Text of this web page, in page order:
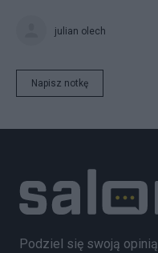
julian olech
Napisz notkę
Podziel się swoją opinią